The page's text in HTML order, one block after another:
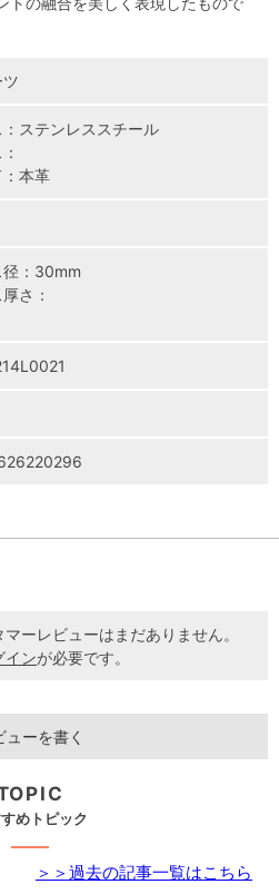
ステンレススチール
本革
径：30mm
さ：
ーレビューはまだありません。
インが必要です。
ューを書く
めトピック
＞＞過去の記事一覧はこちら